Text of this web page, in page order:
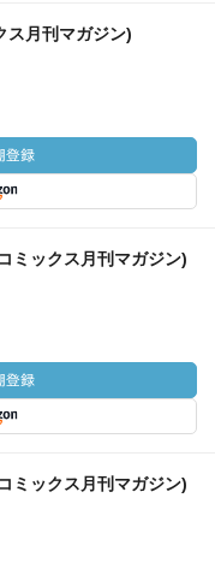
ス月刊マガジン)
ミックス月刊マガジン)
ミックス月刊マガジン)